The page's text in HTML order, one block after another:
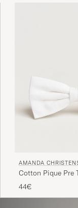
um den Comer
AMANDA
Cotton Pique Pre
44€